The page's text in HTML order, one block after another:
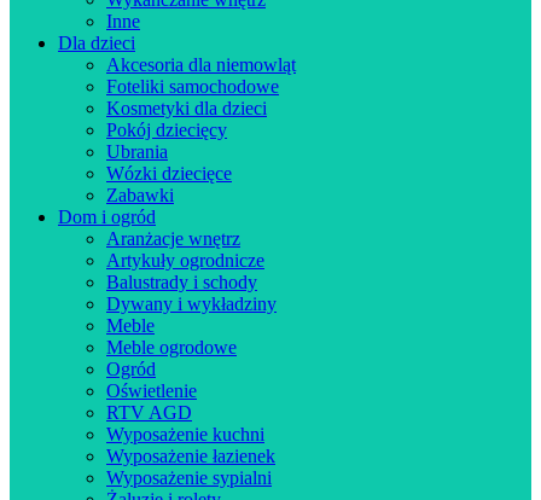
Inne
Dla dzieci
Akcesoria dla niemowląt
Foteliki samochodowe
Kosmetyki dla dzieci
Pokój dziecięcy
Ubrania
Wózki dziecięce
Zabawki
Dom i ogród
Aranżacje wnętrz
Artykuły ogrodnicze
Balustrady i schody
Dywany i wykładziny
Meble
Meble ogrodowe
Ogród
Oświetlenie
RTV AGD
Wyposażenie kuchni
Wyposażenie łazienek
Wyposażenie sypialni